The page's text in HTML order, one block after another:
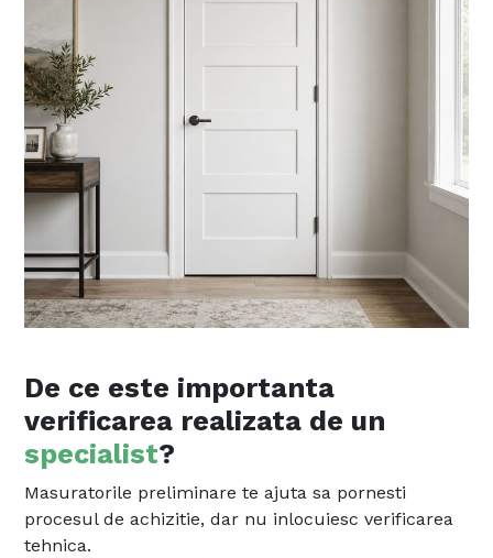
De ce este importanta
verificarea realizata de un
specialist?
Masuratorile preliminare te ajuta sa pornesti
procesul de achizitie, dar nu inlocuiesc verificarea
tehnica.